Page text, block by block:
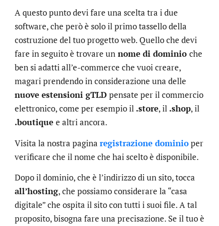
A questo punto devi fare una scelta tra i due
software, che però è solo il primo tassello della
costruzione del tuo progetto web. Quello che devi
fare in seguito è trovare un nome di dominio che
ben si adatti all’e-commerce che vuoi creare,
magari prendendo in considerazione una delle
nuove estensioni gTLD pensate per il commercio
elettronico, come per esempio il .store, il .shop, il
.boutique e altri ancora.
Visita la nostra pagina registrazione dominioper
verificare che il nome che hai scelto è disponibile.
Dopo il dominio, che è l’indirizzo di un sito, tocca
all’hosting, che possiamo considerare la “casa
digitale” che ospita il sito con tutti i suoi file. A tal
proposito, bisogna fare una precisazione. Se il tuo è